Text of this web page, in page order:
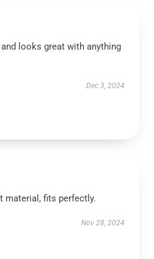
looks great with anything
Dec 3, 2024
material, fits perfectly.
Nov 28, 2024